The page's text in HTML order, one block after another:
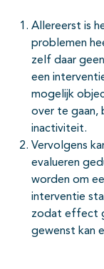
Allereerst is
problemen
zelf daar
een
mogelijk
over te gaan,
inactiviteit.
Vervolgens
evalueren
worden om
interventie
zodat effect
gewenst kan